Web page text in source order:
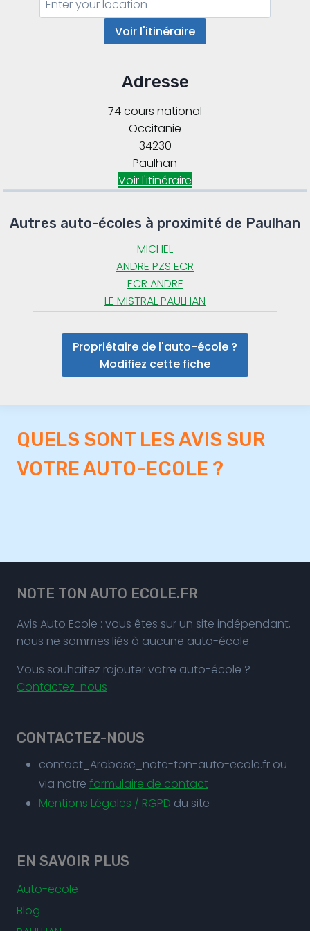
Voir l'itinéraire
Adresse
74 cours national
Paulhan
Occitanie
34230
Voir l'itinéraire
Autres auto-écoles à proximité de Paulhan
MICHEL
ANDRE PZS ECR
ECR ANDRE
LE MISTRAL PAULHAN
Propriétaire de l'auto-école ?
Modifiez cette fiche
QUELS SONT LES AVIS SUR
VOTRE AUTO-ECOLE ?
NOTE TON AUTO ECOLE.FR
Avis Auto Ecole : vous êtes sur un site indépendant,
nous ne sommes liés à aucune auto-école.
Vous souhaitez rajouter votre auto-école ?
Contactez-nous
CONTACTEZ-NOUS
contact_Arobase_note-ton-auto-ecole.fr ou
via notre formulaire de contact
Mentions Légales / RGPD du site
EN SAVOIR PLUS
Auto-ecole
Blog